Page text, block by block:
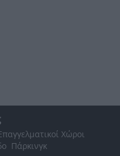
Χώροι
Πάρκινγκ